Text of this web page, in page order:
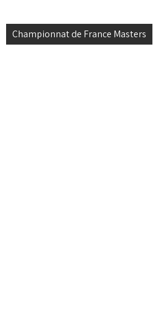
Championnat de France Masters